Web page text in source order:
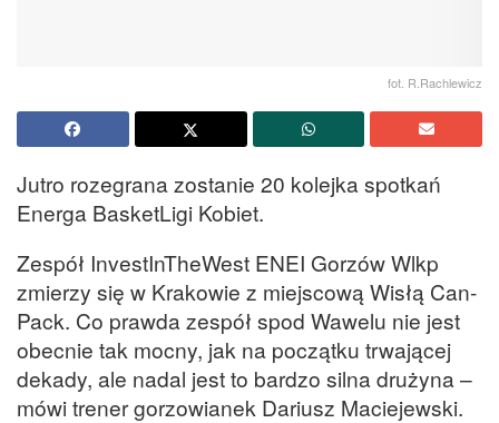
fot. R.Rachlewicz
Jutro rozegrana zostanie 20 kolejka spotkań
Energa BasketLigi Kobiet.
Zespół InvestInTheWest ENEI Gorzów Wlkp
zmierzy się w Krakowie z miejscową Wisłą Can-
Pack. Co prawda zespół spod Wawelu nie jest
obecnie tak mocny, jak na początku trwającej
dekady, ale nadal jest to bardzo silna drużyna –
mówi trener gorzowianek Dariusz Maciejewski.